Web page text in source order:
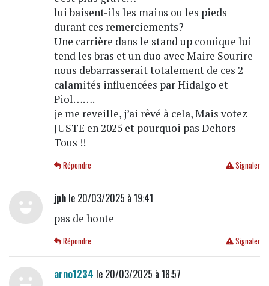
lui baisent-ils les mains ou les pieds
durant ces remerciements?
Une carrière dans le stand up comique lui
tend les bras et un duo avec Maire Sourire
nous debarrasserait totalement de ces 2
calamités influencées par Hidalgo et
Piol…….
je me reveille, j’ai rêvé à cela, Mais votez
JUSTE en 2025 et pourquoi pas Dehors
Tous !!
Signaler
Répondre
jphle 20/03/2025 à 19:41
pas de honte
Signaler
Répondre
arno1234 le 20/03/2025 à 18:57